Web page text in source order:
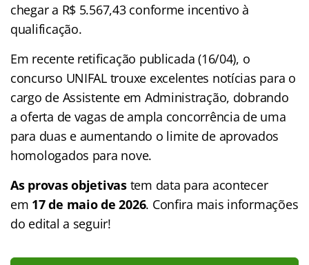
chegar a R$ 5.567,43 conforme incentivo à
qualificação.
Em recente retificação publicada (16/04), o
concurso UNIFAL trouxe excelentes notícias para o
cargo de Assistente em Administração, dobrando
a oferta de vagas de ampla concorrência de uma
para duas e aumentando o limite de aprovados
homologados para nove.
As provas objetivastem data para acontecer
em 17 de maio de 2026. Confira mais informações
do edital a seguir!